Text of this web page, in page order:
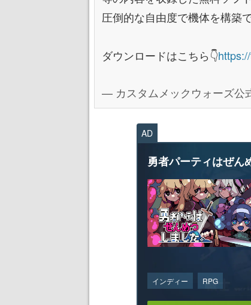
圧倒的な自由度で機体を構築
ダウンロードはこちら👇
— カスタムメックウォーズ公
AD
勇者パーティはぜん
インディー RPG